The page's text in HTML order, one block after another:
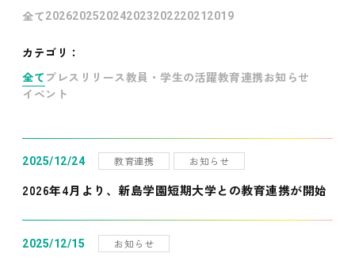
全て202620252024202320222021 2019
カテゴリ：
全て プレスリリース教員・学生の活躍教育連携お知らせ
イベント
2025/12/24 教育連携 お知らせ
2026年4月より、新島学園短期大学との教育連携が開始
2025/12/15 お知らせ